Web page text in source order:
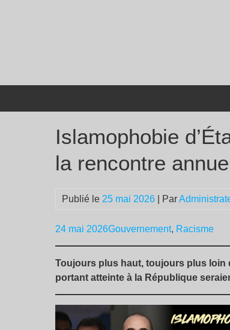
Islamophobie
la rencontre
Publié le 25 mai 2026 | Par
24 mai 2026Gouvernement, Racisme
Toujours plus haut, toujours plus loin
portant atteinte à la République